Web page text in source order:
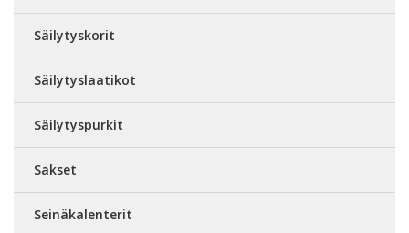
Säilytyskorit
Säilytyslaatikot
Säilytyspurkit
Sakset
Seinäkalenterit